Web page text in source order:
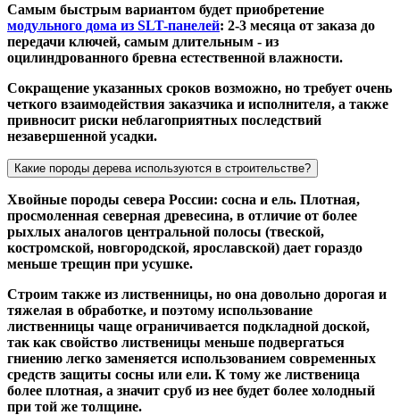
Самым быстрым вариантом будет приобретение
модульного дома из SLT-панелей: 2-3 месяца от заказа до
передачи ключей, самым длительным - из
оцилиндрованного бревна естественной влажности.
Сокращение указанных сроков возможно, но требует очень
четкого взаимодействия заказчика и исполнителя, а также
привносит риски неблагоприятных последствий
незавершенной усадки.
Какие породы дерева используются в строительстве?
Хвойные породы севера России: сосна и ель. Плотная,
просмоленная северная древесина, в отличие от более
рыхлых аналогов центральной полосы (твеской,
костромской, новгородской, ярославской) дает гораздо
меньше трещин при усушке.
Строим также из лиственницы, но она довольно дорогая и
тяжелая в обработке, и поэтому использование
лиственницы чаще ограничивается подкладной доской,
так как свойство лиственицы меньше подвергаться
гниению легко заменяется использованием современных
средств защиты сосны или ели. К тому же лиственица
более плотная, а значит сруб из нее будет более холодный
при той же толщине.